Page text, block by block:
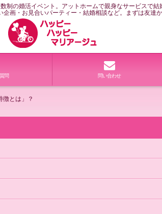
の婚活イベント。アットホームで親身なサービスで
画・お見合いパーティー・結婚相談など。まずは友達
問 問い合わせ
徴とは」？